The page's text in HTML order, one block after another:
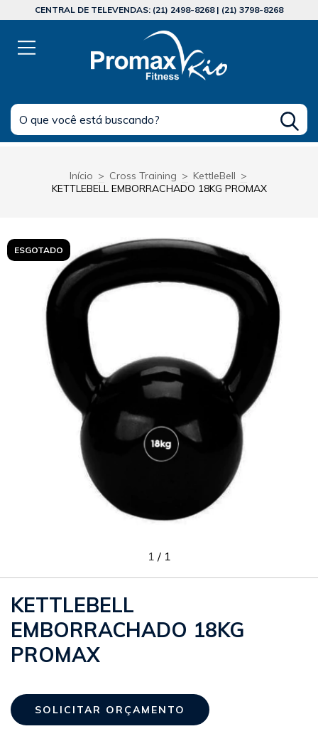
CENTRAL DE TELEVENDAS: (21) 2498-8268 | (21) 3798-8268
Início > Cross Training > KettleBell >
KETTLEBELL EMBORRACHADO 18KG PROMAX
ESGOTADO
1 / 1
KETTLEBELL
EMBORRACHADO 18KG
PROMAX